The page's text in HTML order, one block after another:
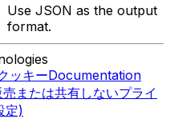
Use JSON as the output
format.
ッキーDocumentation
または共有しないプライ
定)